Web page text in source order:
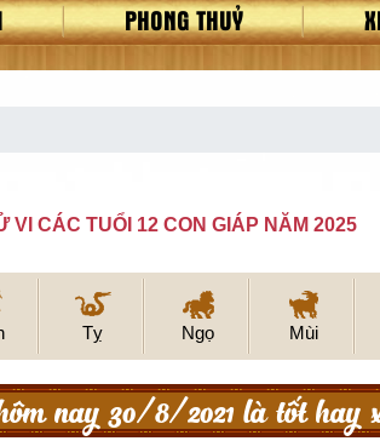
PHONG THUỶ
VI CÁC TUỔI 12 CON GIÁP NĂM 2025
Tỵ Ngọ Mùi
nay 30/8/2021 là tốt hay